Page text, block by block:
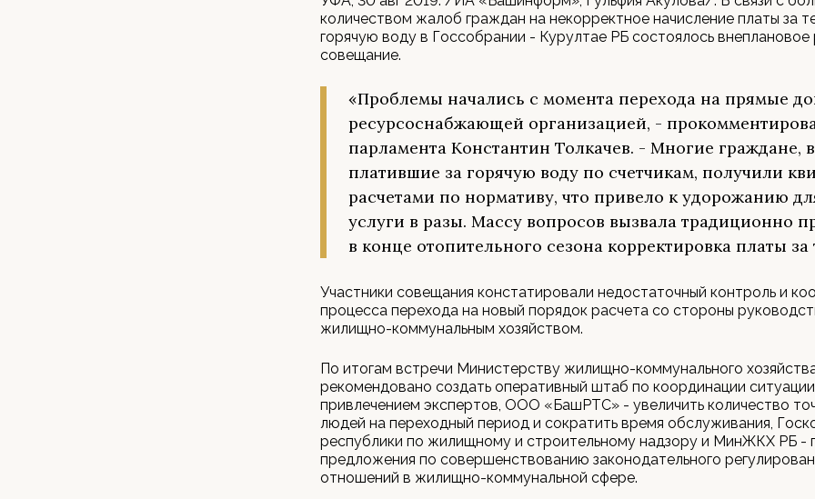
количеством жалоб граждан на некорректное начисление платы за
горячую воду в Госсобрании - Курултае РБ состоялось внеплановое
совещание.
«Проблемы начались с момента перехода на прямые
ресурсоснабжающей организацией, -
парламента Константин Толкачев. - Многие граждане,
платившие за горячую воду по счетчикам, получили
расчетами по нормативу, что привело к удорожанию
услуги в разы. Массу вопросов вызвала традиционно
в конце отопительного сезона корректировка платы за
Участники совещания констатировали недостаточный контроль и
процесса перехода на новый порядок расчета со стороны
жилищно-коммунальным хозяйством.
По итогам встречи Министерству жилищно-коммунального
рекомендовано создать оперативный штаб по координации
привлечением экспертов, ООО «БашРТС» - увеличить количество
людей на переходный период и сократить время обслуживания,
республики по жилищному и строительному надзору и МинЖКХ РБ -
предложения по совершенствованию законодательного
отношений в жилищно-коммунальной сфере.